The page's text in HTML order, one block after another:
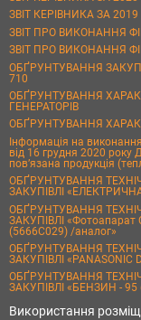
ЗВІТ КЕРІВНИКА ЗА 2019
ЗВІТ ПРО ВИКОНАННЯ
ЗВІТ ПРО ВИКОНАННЯ
ОБҐРУНТУВАННЯ
710
ОБҐРУНТУВАННЯ
ГЕНЕРАТОРІВ
ОБҐРУНТУВАННЯ
Інформація на
від 16 грудня 2020
пов’язана продукція
ОБҐРУНТУВАННЯ
ЗАКУПІВЛІ
ОБҐРУНТУВАННЯ
ЗАКУПІВЛІ «Фотоапарат
(5666C029) /аналог»
ОБҐРУНТУВАННЯ
ЗАКУПІВЛІ «PANASONIC
ОБҐРУНТУВАННЯ
ЗАКУПІВЛІ «БЕНЗИН -
Використання